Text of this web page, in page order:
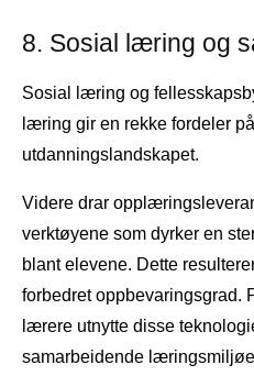
8. Sosial læring og
Sosial læring og
læring gir en rekke fordeler
utdanningslandskapet.
Videre drar
verktøyene som dyrker en
blant elevene. Dette
forbedret oppbevaringsgrad.
lærere utnytte disse
samarbeidende